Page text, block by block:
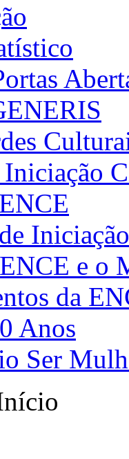
Iniciação
e o
da
Anos
Ser